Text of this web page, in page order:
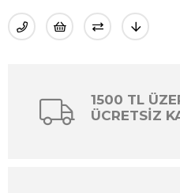
1500 TL
ÜCRETSİZ